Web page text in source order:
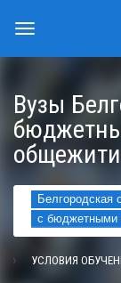
Вузы
Белгородская
с бюджетными
УСЛОВИЯ